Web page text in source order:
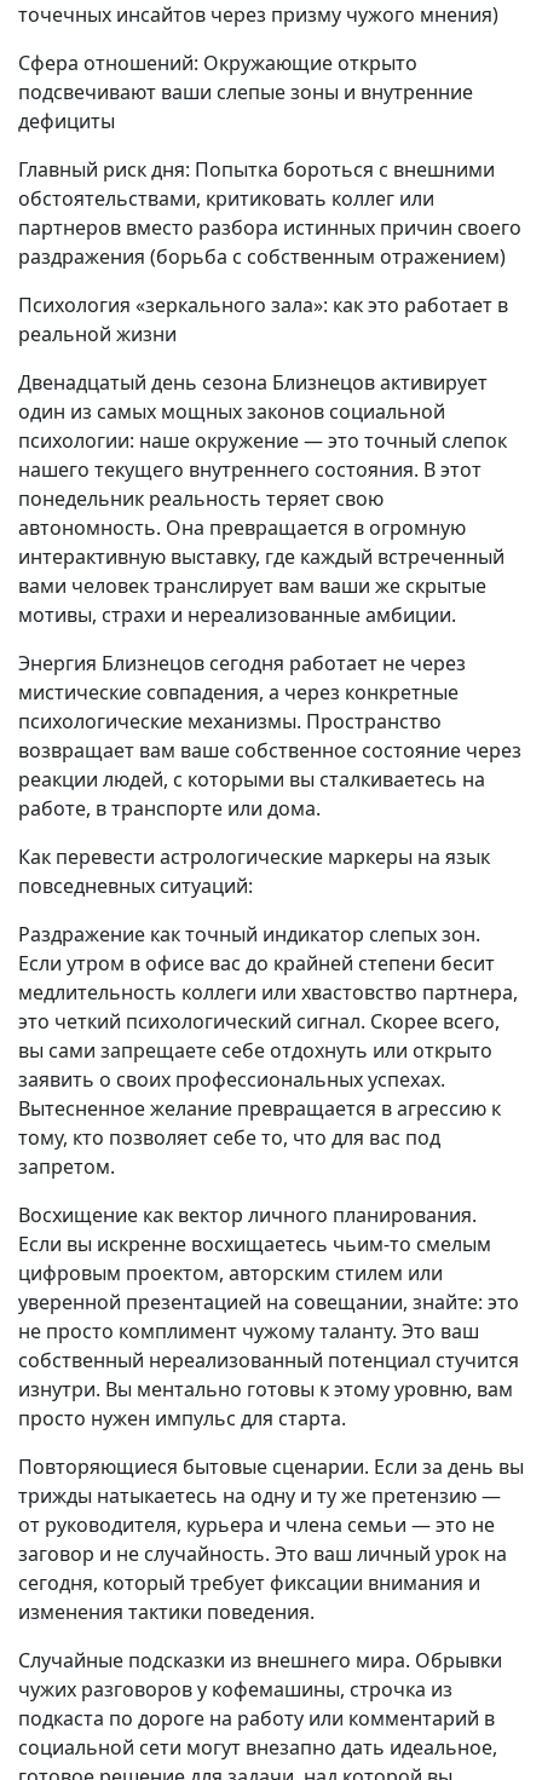
точечных инсайтов через призму чужого мнения)
Сфера отношений: Окружающие открыто
подсвечивают ваши слепые зоны и внутренние
дефициты
Главный риск дня: Попытка бороться с внешними
обстоятельствами, критиковать коллег или
партнеров вместо разбора истинных причин своего
раздражения (борьба с собственным отражением)
Психология «зеркального зала»: как это работает в
реальной жизни
Двенадцатый день сезона Близнецов активирует
один из самых мощных законов социальной
психологии: наше окружение — это точный слепок
нашего текущего внутреннего состояния. В этот
понедельник реальность теряет свою
автономность. Она превращается в огромную
интерактивную выставку, где каждый встреченный
вами человек транслирует вам ваши же скрытые
мотивы, страхи и нереализованные амбиции.
Энергия Близнецов сегодня работает не через
мистические совпадения, а через конкретные
психологические механизмы. Пространство
возвращает вам ваше собственное состояние через
реакции людей, с которыми вы сталкиваетесь на
работе, в транспорте или дома.
Как перевести астрологические маркеры на язык
повседневных ситуаций:
Раздражение как точный индикатор слепых зон.
Если утром в офисе вас до крайней степени бесит
медлительность коллеги или хвастовство партнера,
это четкий психологический сигнал. Скорее всего,
вы сами запрещаете себе отдохнуть или открыто
заявить о своих профессиональных успехах.
Вытесненное желание превращается в агрессию к
тому, кто позволяет себе то, что для вас под
запретом.
Восхищение как вектор личного планирования.
Если вы искренне восхищаетесь чьим-то смелым
цифровым проектом, авторским стилем или
уверенной презентацией на совещании, знайте: это
не просто комплимент чужому таланту. Это ваш
собственный нереализованный потенциал стучится
изнутри. Вы ментально готовы к этому уровню, вам
просто нужен импульс для старта.
Повторяющиеся бытовые сценарии. Если за день вы
трижды натыкаетесь на одну и ту же претензию —
от руководителя, курьера и члена семьи — это не
заговор и не случайность. Это ваш личный урок на
сегодня, который требует фиксации внимания и
изменения тактики поведения.
Случайные подсказки из внешнего мира. Обрывки
чужих разговоров у кофемашины, строчка из
подкаста по дороге на работу или комментарий в
социальной сети могут внезапно дать идеальное,